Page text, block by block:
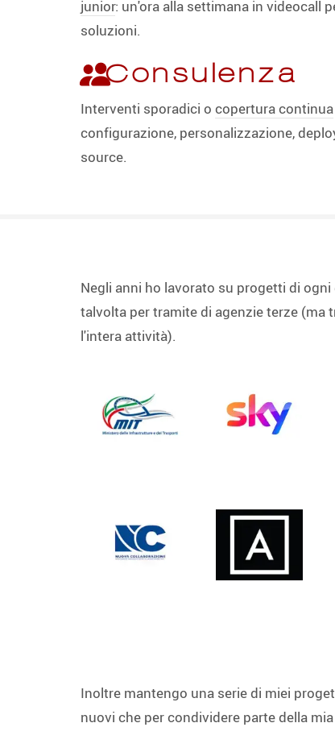
junior: un'ora alla settimana in videocall
soluzioni.
Consulenza
Interventi sporadici o copertura continua
configurazione, personalizzazione,
source.
Negli anni ho lavorato su progetti di
talvolta per tramite di agenzie terze
l'intera attività).
Inoltre mantengo una serie di miei
nuovi che per condividere parte della